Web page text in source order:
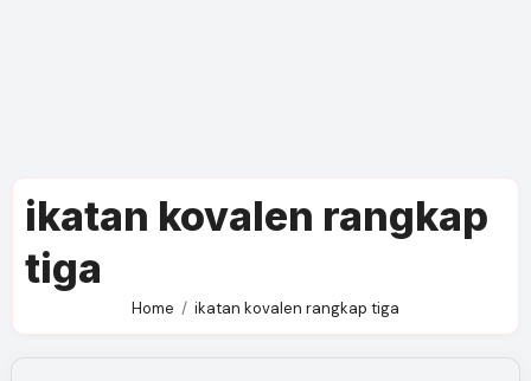
ikatan kovalen rangkap
tiga
Home ikatan kovalen rangkap tiga